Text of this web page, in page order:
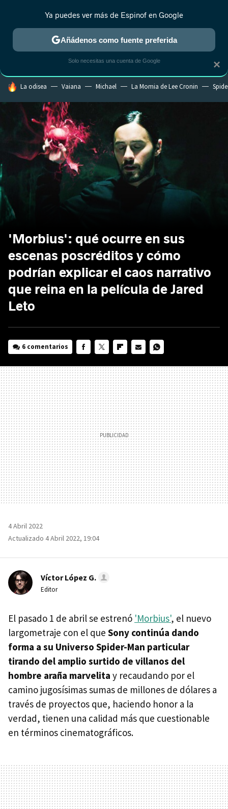
ESTRENOS REALITY ANIME RANKINGS CINE
HOY SE HABLA DE
La odisea Vaiana Michael La Momia de Lee Cronin
'Morbius': qué ocurre en sus
escenas poscréditos y cómo
podrían explicar el caos narrativo
que reina en la película de Jared
Leto
6 comentarios
MAIL
4 Abril 2022
Actualizado 4 Abril 2022, 19:04
Víctor López G.
Editor
El pasado 1 de abril se estrenó 'Morbius', el nuevo
largometraje con el que Sony continúa dando
forma a su Universo Spider-Man particular
tirando del amplio surtido de villanos del
hombre araña marvelita y recaudando por el
camino jugosísimas sumas de millones de dólares a
través de proyectos que, haciendo honor a la
verdad, tienen una calidad más que cuestionable
en términos cinematográficos.
×
Ya puedes ver más de Espinof en Google
Añádenos como fuente preferida
Solo necesitas una cuenta de Google